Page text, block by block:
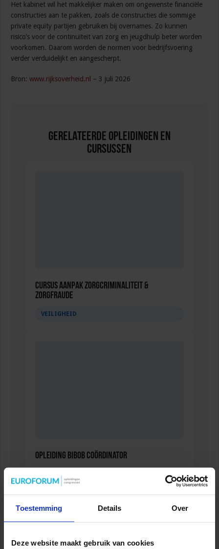
Toestemming Details Over
Deze website maakt gebruik van cookies
Het kabinet wil het makkelijker maken om ongewenste financiële
constructies aan te pakken, zoals de constructies die sommige
private equity partijen gebruiken bij overnames. Zo kunnen
risico’s voor de continuïteit van zorg en jeugdhulp beter worden
voorkomen. Daarom worden de normen voor bedrijfsvoering
verder verduidelijkt en aangescherpt.
Bron:www.rijksoverheid.nl – 3 juli 2026
Gerelateerde Opleidingen en
Cursussen
Cursus Aanpak zorgcriminaliteit &
zorgfraude
VEILIGHEID
Opleiding Bibob coördinator
VEILIGHEID